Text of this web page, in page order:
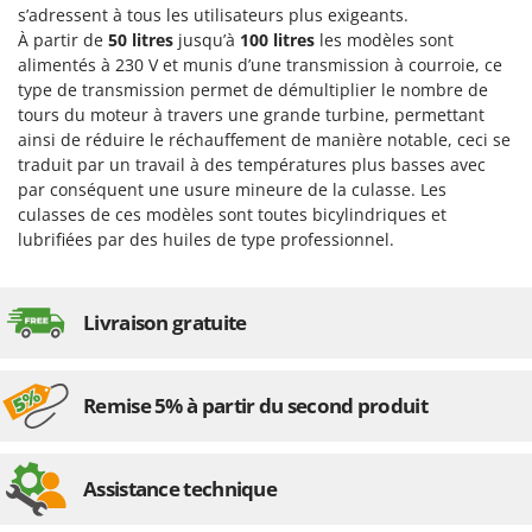
Machines pour la transformation des fruits
Machines sous vide
Motobineuses
Motoculteurs
Motofaucheuses
Motopompes pour irrigation
Moulins à céréales électriques
N
Nettoyeurs et Balais à vapeur
Nettoyeurs tapis, moquettes et tapisseries
P
Pelles rétros pour tracteur
Famur
FARMER
FBC
Ferrari Group
Ferroni
Ferrua
FIAC
FINI
Fiskars
Fontana Forni
s’adressent à tous les utilisateurs plus exigeants.
À partir de 50 litres jusqu’à 100 litres les modèles sont
alimentés à 230 V et munis d’une transmission à courroie, ce
type de transmission permet de démultiplier le nombre de
tours du moteur à travers une grande turbine, permettant
ainsi de réduire le réchauffement de manière notable, ceci se
traduit par un travail à des températures plus basses avec
par conséquent une usure mineure de la culasse. Les
culasses de ces modèles sont toutes bicylindriques et
lubrifiées par des huiles de type professionnel.
Livraison gratuite
Remise 5% à partir du second produit
Assistance technique